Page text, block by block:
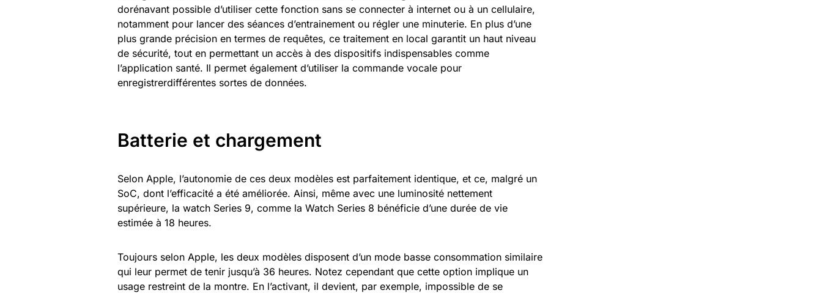
dorénavant possible d’utiliser cette fonction sans se connecter à internet ou à un cellulaire,
notamment pour lancer des séances d’entrainement ou régler une minuterie. En plus d’une
plus grande précision en termes de requêtes, ce traitement en local garantit un haut niveau
de sécurité, tout en permettant un accès à des dispositifs indispensables comme
l’application santé. Il permet également d’utiliser la commande vocale pour
enregistrerdifférentes sortes de données.
Batterie et chargement
Selon Apple, l’autonomie de ces deux modèles est parfaitement identique, et ce, malgré un
SoC, dont l’efficacité a été améliorée. Ainsi, même avec une luminosité nettement
supérieure, la watch Series 9, comme la Watch Series 8 bénéficie d’une durée de vie
estimée à 18 heures.
Toujours selon Apple, les deux modèles disposent d’un mode basse consommation similaire
qui leur permet de tenir jusqu’à 36 heures. Notez cependant que cette option implique un
usage restreint de la montre. En l’activant, il devient, par exemple, impossible de se